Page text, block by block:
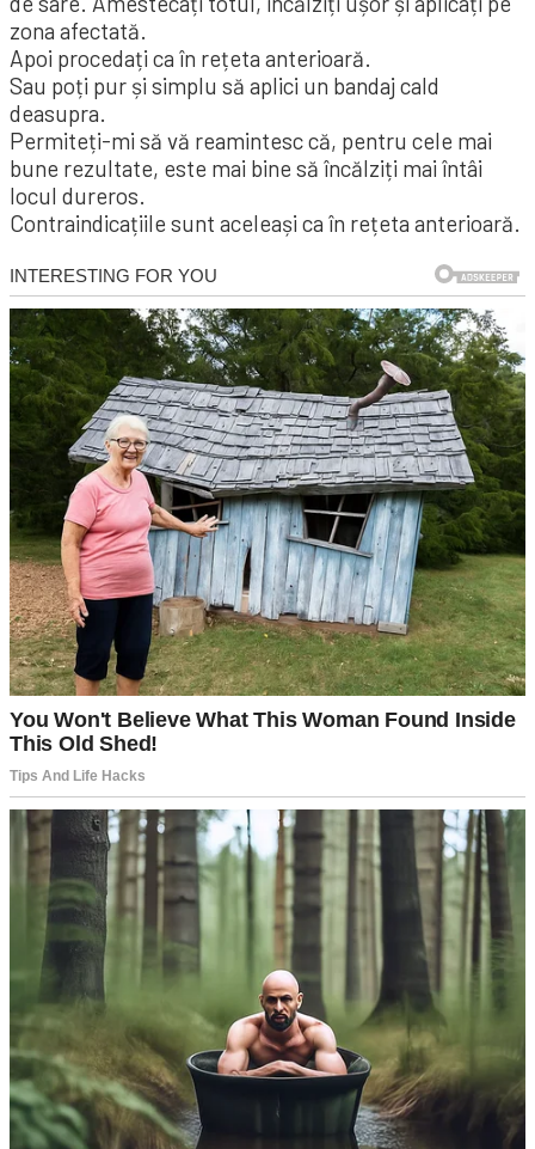
zona afectată.
Apoi procedați ca în rețeta anterioară.
Sau poți pur și simplu să aplici un bandaj cald
deasupra.
Permiteți-mi să vă reamintesc că, pentru cele mai
bune rezultate, este mai bine să încălziți mai întâi
locul dureros.
Contraindicațiile sunt aceleași ca în rețeta anterioară.